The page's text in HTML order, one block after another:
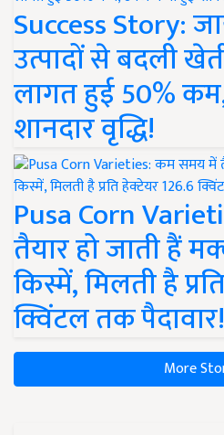
Success Story:
उत्पादों से बदली
लागत हुई 50%
शानदार वृद्धि!
Pusa Corn
तैयार हो जाती हैं
किस्में, मिलती है
क्विंटल तक पैदावार!
More